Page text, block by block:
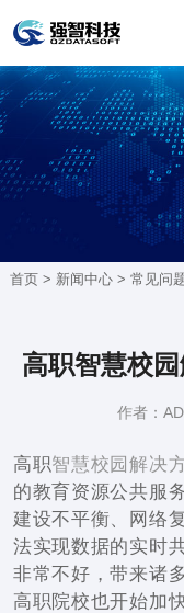
首页 > 新闻中心> 常见问
高职智慧校
作者：
高职智慧校园解决
的教育资源公共服
建设不平衡、网络
法实现数据的实时
非常不好，带来诸
高职院校也开始加